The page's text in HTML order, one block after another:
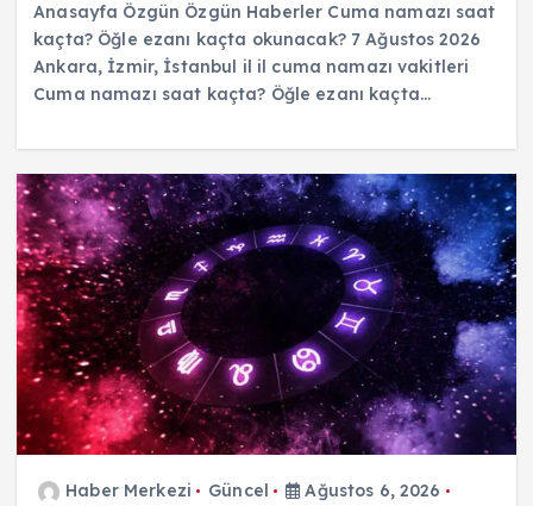
Anasayfa Özgün Özgün Haberler Cuma namazı saat
kaçta? Öğle ezanı kaçta okunacak? 7 Ağustos 2026
Ankara, İzmir, İstanbul il il cuma namazı vakitleri
Cuma namazı saat kaçta? Öğle ezanı kaçta…
Haber Merkezi Güncel
Ağustos 6, 2026